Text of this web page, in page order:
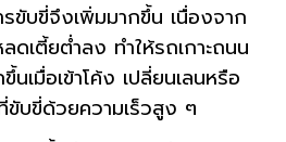
ขับขี่จึงเพิ่มมากขึ้น เนื่องจาก
เตี้ยต่ำลง ทำให้รถเกาะถนน
เมื่อเข้าโค้ง เปลี่ยนเลนหรือ
ขับขี่ด้วยความเร็วสูง ๆ